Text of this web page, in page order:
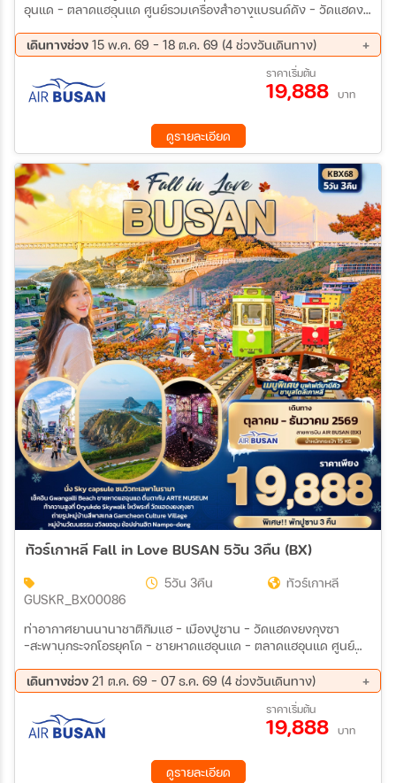
อุนแด - ตลาดแฮอุนแด ศูนย์รวมเครื่องสำอางแบรนด์ดัง – วัดแฮดง
จกโอรยุคโด- ย่าน Seomyeon First Street ศูนย์โสมรัฐบาล - ศูนย์
สมุนไพร Hogaenamu - หมู่บ้านวัฒนธรรมคัมชอน – ชายหาดควังอัล
ลี+สะพานควังอัลลี - แหล่งช้อปปิ้งปลอดภาษี - ตลาดนัมโพดง+BIFF
SQUARE
เดินทางช่วง 15 พ.ค. 69 - 18 ต.ค. 69 (4 ช่วงวันเดินทาง)
02 ก.ย. 69 - 06 ก.ย. 69
23 ก.ย. 69 - 27 ก.ย. 69
14 ต.ค. 69 - 18 ต.ค. 69
ราคาเริ่มต้น
19,888 บาท
ดูรายละเอียด
ทัวร์เกาหลี Fall in Love BUSAN 5วัน 3คืน (BX)
GUSKR_BX00086
5วัน 3คืน ทัวร์เกาหลี
ท่าอากาศยานนานาชาติกิมแฮ – เมืองปูซาน - วัดแฮดงยงกุงซา
-สะพานกระจกโอรยุคโด - ชายหาดแฮอุนแด - ตลาดแฮอุนแด ศูนย์
หมู่บ้านริมทะเลฮุนยออุน - ARTE MUSEUM - ชายหาดควังอัลลี+สะ
พานควังอัลลี
เดินทางช่วง 21 ต.ค. 69 - 07 ธ.ค. 69 (4 ช่วงวันเดินทาง)
04 พ.ย. 69 - 08 พ.ย. 69
18 พ.ย. 69 - 22 พ.ย. 69
03 ธ.ค. 69 - 07 ธ.ค. 69
ราคาเริ่มต้น
19,888 บาท
ดูรายละเอียด